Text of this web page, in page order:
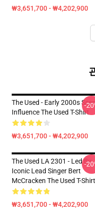
₩3,651,700 - ₩4,202,900
The Used - Early 2000s
Influence The Used T-Shirt
₩3,651,700 - ₩4,202,900
-
The Used LA 2301 - Led By
Iconic Lead Singer Bert
McCracken The Used T-Shirt
₩3,651,700 - ₩4,202,900
-